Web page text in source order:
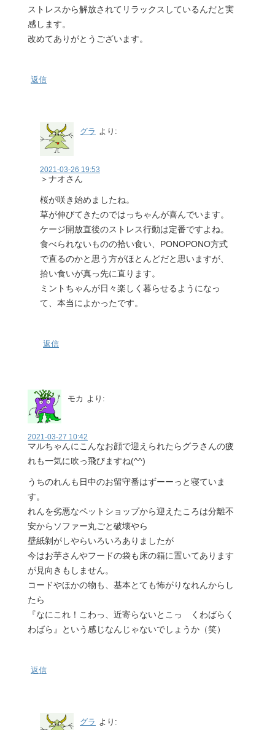
ストレスから解放されてリラックスしているんだと実
感します。
改めてありがとうございます。
返信
グラ より:
2021-03-26 19:53
＞ナオさん
桜が咲き始めましたね。
草が伸びてきたのではっちゃんが喜んでいます。
ケージ開放直後のストレス行動は定番ですよね。
食べられないものの拾い食い、PONOPONO方式
で直るのかと思う方がほとんどだと思いますが、
拾い食いが真っ先に直ります。
ミントちゃんが日々楽しく暮らせるようになっ
て、本当によかったです。
返信
モカ より:
2021-03-27 10:42
マルちゃんにこんなお顔で迎えられたらグラさんの疲
れも一気に吹っ飛びますね(^^)
うちのれんも日中のお留守番はずーーっと寝ていま
す。
れんを劣悪なペットショップから迎えたころは分離不
安からソファー丸ごと破壊やら
壁紙剝がしやらいろいろありましたが
今はお芋さんやフードの袋も床の箱に置いてあります
が見向きもしません。
コードやほかの物も、基本とても怖がりなれんからし
たら
『なにこれ！こわっ、近寄らないとこっ くわばらく
わばら』という感じなんじゃないでしょうか（笑）
返信
グラ より: